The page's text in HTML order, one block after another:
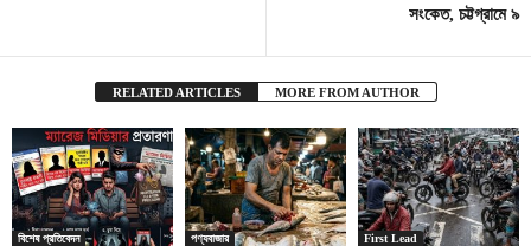
সংকেত, চট্টগ্রামে ৯
RELATED ARTICLES MORE FROM AUTHOR
বিশেষ প্রতিবেদন পণ্যবাজার First Lead